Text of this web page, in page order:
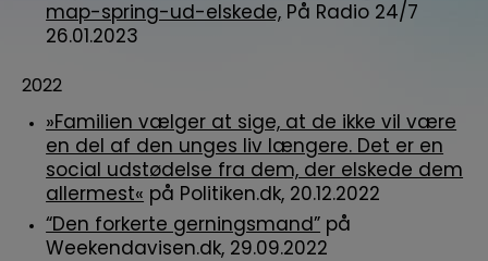
map-spring-ud-elskede, På Radio 24/7
26.01.2023
2022
»Familien vælger at sige, at de ikke vil være
en del af den unges liv længere. Det er en
social udstødelse fra dem, der elskede dem
allermest« på Politiken.dk, 20.12.2022
“Den forkerte gerningsmand” på
Weekendavisen.dk, 29.09.2022